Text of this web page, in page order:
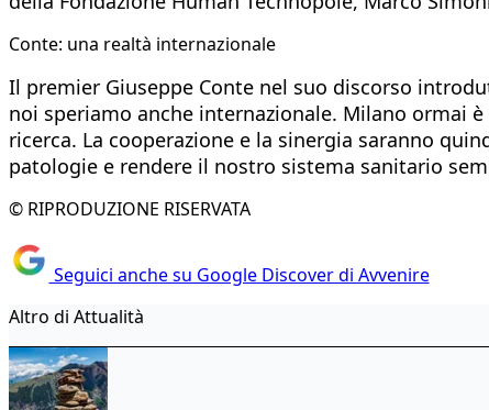
Conte: una realtà internazionale
Il premier Giuseppe Conte nel suo discorso
noi speriamo anche internazionale. Milano ormai
ricerca. La cooperazione e la sinergia saranno
patologie e rendere il nostro sistema sanitario
© RIPRODUZIONE RISERVATA
Seguici anche su Google Discover di Avvenire
Altro di Attualità